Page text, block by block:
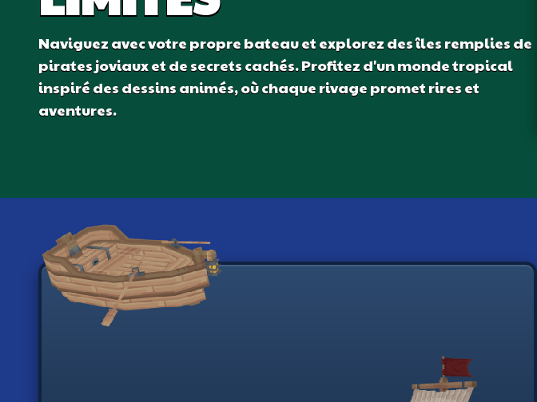
Naviguez avec votre propre bateau et explorez des îles remplies de
pirates joviaux et de secrets cachés. Profitez d'un monde tropical
inspiré des dessins animés, où chaque rivage promet rires et
aventures.